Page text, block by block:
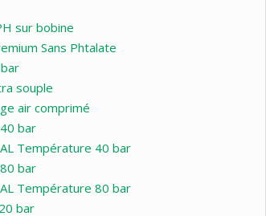
sur bobine
Sans Phtalate
souple
air comprimé
bar
AL Température 40 bar
bar
AL Température 80 bar
bar